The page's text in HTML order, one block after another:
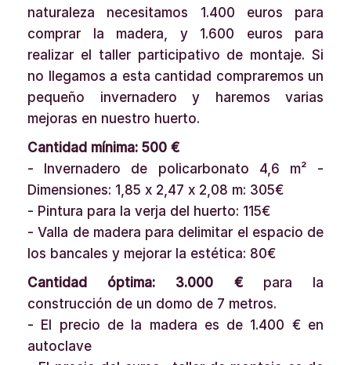
naturaleza necesitamos 1.400 euros para
comprar la madera, y 1.600 euros para
realizar el taller participativo de montaje. Si
no llegamos a esta cantidad compraremos un
pequeño invernadero y haremos varias
mejoras en nuestro huerto.
Cantidad mínima: 500 €
- Invernadero de policarbonato 4,6 m² -
Dimensiones: 1,85 x 2,47 x 2,08 m: 305€
- Pintura para la verja del huerto: 115€
- Valla de madera para delimitar el espacio de
los bancales y mejorar la estética: 80€
Cantidad óptima: 3.000 €para la
construcción de un domo de 7 metros.
- El precio de la madera es de 1.400 € en
autoclave